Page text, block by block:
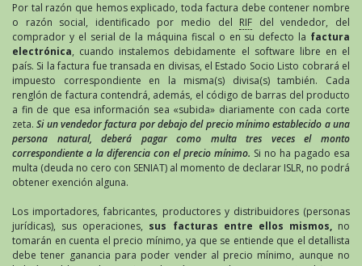
Por tal razón que hemos explicado, toda factura debe contener nombre
o razón social, identificado por medio del RIF del vendedor, del
comprador y el serial de la máquina fiscal o en su defecto la factura
electrónica, cuando instalemos debidamente el software libre en el
país. Si la factura fue transada en divisas, el Estado Socio Listo cobrará el
impuesto correspondiente en la misma(s) divisa(s) también. Cada
renglón de factura contendrá, además, el código de barras del producto
a fin de que esa información sea «subida» diariamente con cada corte
zeta.Si un vendedor factura por debajo del precio mínimo establecido a una
persona natural, deberá pagar como multa tres veces el monto
correspondiente a la diferencia con el precio mínimo. Si no ha pagado esa
multa (deuda no cero con SENIAT) al momento de declarar ISLR, no podrá
obtener exención alguna.
Los importadores, fabricantes, productores y distribuidores (personas
jurídicas), sus operaciones, sus facturas entre ellos mismos, no
tomarán en cuenta el precio mínimo, ya que se entiende que el detallista
debe tener ganancia para poder vender al precio mínimo, aunque no